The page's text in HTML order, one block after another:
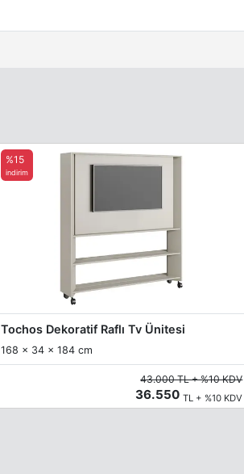
Tochos Dekoratif Raflı Tv Ünitesi
168 x 34 x 184 cm
%15
indirim
43.000 TL + %10 KDV
36.550TL + %10 KDV